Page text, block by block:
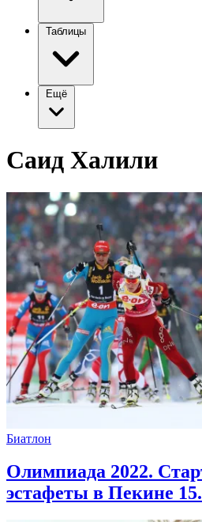
Таблицы
Ещё
Саид Халили
Биатлон
Олимпиада 2022.
эстафеты в Пекине